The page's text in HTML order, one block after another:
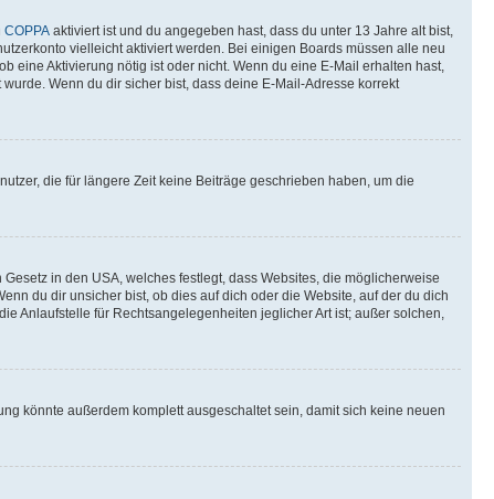
COPPA aktiviert ist und du angegeben hast, dass du unter 13 Jahre alt bist,
vielleicht aktiviert werden. Bei einigen Boards müssen alle neu
eine Aktivierung nötig ist oder nicht. Wenn du eine E-Mail erhalten hast,
Wenn du dir sicher bist, dass deine E-Mail-Adresse korrekt
die für längere Zeit keine Beiträge geschrieben haben, um die
in den USA, welches festlegt, dass Websites, die möglicherweise
du dir unsicher bist, ob dies auf dich oder die Website, auf der du dich
Anlaufstelle für Rechtsangelegenheiten jeglicher Art ist; außer solchen,
könnte außerdem komplett ausgeschaltet sein, damit sich keine neuen